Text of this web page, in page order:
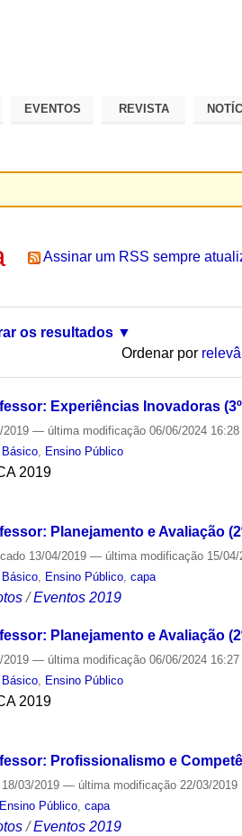
EVENTOS REVISTA
Assinar um RSS sempre
os resultados
Ordenar por
Experiências Inovadoras
2019— última modificação 06/06/2024
Básico Ensino Público
2019
Planejamento e Avaliação
13/04/2019— última modificação 15/
Ensino Público ,capa
/Eventos 2019
Planejamento e Avaliação
2019— última modificação 06/06/2024
Básico, Ensino Público
2019
Profissionalismo e
18/03/2019— última modificação 22/03/
Ensino Público,capa
/Eventos 2019